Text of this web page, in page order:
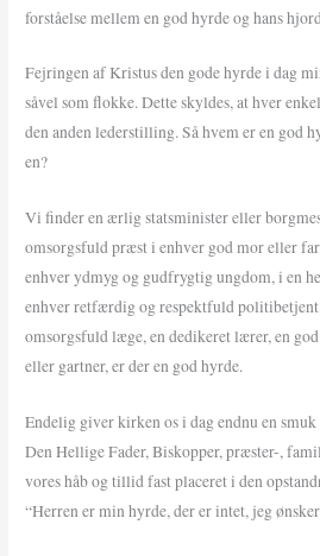
forståelse mellem en god hyrde og hans
Fejringen af Kristus den gode hyrde i dag
såvel som flokke. Dette skyldes, at hver
den anden lederstilling. Så hvem er en god
en?
Vi finder en ærlig statsminister eller
omsorgsfuld præst i enhver god mor eller
enhver ydmyg og gudfrygtig ungdom, i en
enhver retfærdig og respektfuld
omsorgsfuld læge, en dedikeret lærer, en
eller gartner, er der en god hyrde.
Endelig giver kirken os i dag endnu en
Den Hellige Fader, Biskopper, præster-,
vores håb og tillid fast placeret i den
“Herren er min hyrde, der er intet, jeg